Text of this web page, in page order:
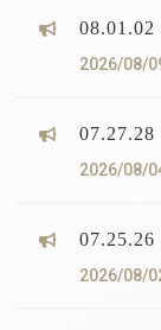
2026/08/
2026/08/
2026/08/